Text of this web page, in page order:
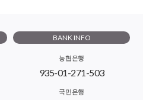
BANK INFO
농협은행
935-01-271-503
국민은행